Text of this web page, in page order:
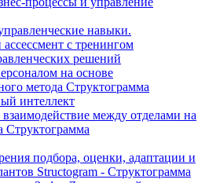
навыки.
с тренингом
решений
на основе
метода Структограмма
интеллект
между отделами на
Структограмма
подбора, оценки, адаптации и
Structogram - Структограмма